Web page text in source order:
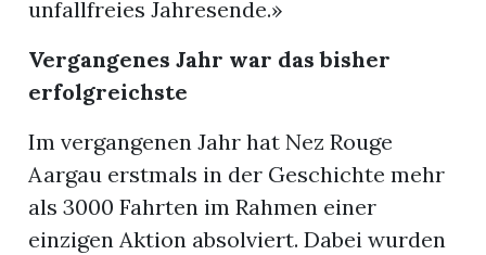
unfallfreies Jahresende.»
Vergangenes Jahr war das bisher
erfolgreichste
Im vergangenen Jahr hat Nez Rouge
Aargau erstmals in der Geschichte mehr
als 3000 Fahrten im Rahmen einer
einzigen Aktion absolviert. Dabei wurden